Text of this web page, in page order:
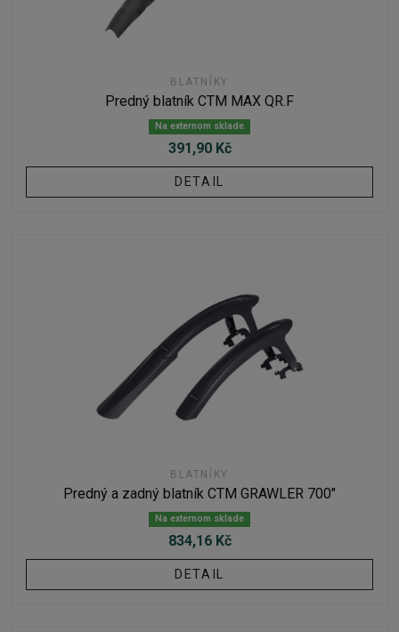
BLATNÍKY
Predný blatník CTM MAX QR.F
Na externom sklade
391,90 Kč
DETAIL
BLATNÍKY
Predný a zadný blatník CTM GRAWLER 700"
Na externom sklade
834,16 Kč
DETAIL